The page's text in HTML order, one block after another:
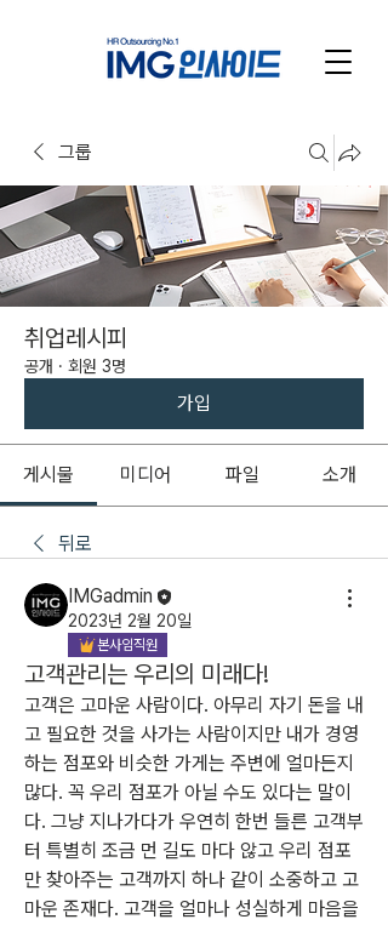
그룹
취업레시피
공개 · 회원 3명
가입
게시물 미디어 파일 소개
뒤로
IMGadmin
2023년 2월 20일
본사임직원
고객관리는 우리의 미래다!
고객은 고마운 사람이다. 아무리 자기 돈을 내
고 필요한 것을 사가는 사람이지만 내가 경영
하는 점포와 비슷한 가게는 주변에 얼마든지
많다. 꼭 우리 점포가 아닐 수도 있다는 말이
다. 그냥 지나가다가 우연히 한번 들른 고객부
터 특별히 조금 먼 길도 마다 않고 우리 점포
만 찾아주는 고객까지 하나 같이 소중하고 고
마운 존재다. 고객을 얼마나 성실하게 마음을